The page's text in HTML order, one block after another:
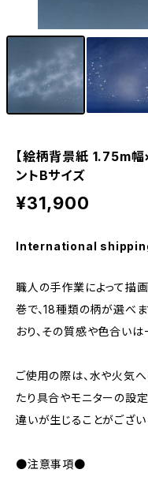
【絵柄背景紙 1.75m
ントBサイズ
¥31,900
International
職人の手作業によって描
巻で、18種類の柄が選べ
おり、その質感や色合いは
ご使用の際は、水や火気
たり具合やモニターの設
違いが生じることがござい
●注意事項●